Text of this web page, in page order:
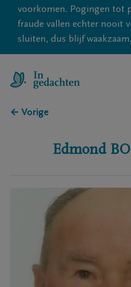
voorkomen. Pogingen tot
fraude vallen echter nooit
sluiten, dus blijf waakzaam.
← Vorige
Edmond